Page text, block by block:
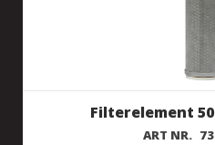
Filterelement
ART NR.